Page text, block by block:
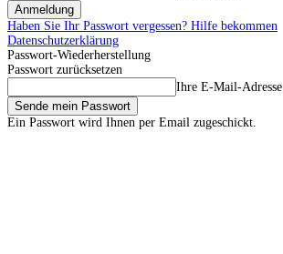
Haben Sie Ihr Passwort vergessen? Hilfe bekommen
Datenschutzerklärung
Passwort-Wiederherstellung
Passwort zurücksetzen
Ihre E-Mail-Adresse
Ein Passwort wird Ihnen per Email zugeschickt.